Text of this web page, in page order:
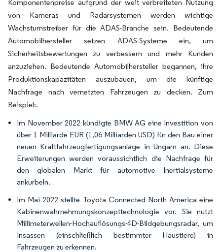
Komponentenpreise aufgrund der weit verbreiteten Nutzung
von Kameras und Radarsystemen werden wichtige
Wachstumstreiber für die ADAS-Branche sein. Bedeutende
Automobilhersteller setzen ADAS-Systeme ein, um
Sicherheitsbewertungen zu verbessern und mehr Kunden
anzuziehen. Bedeutende Automobilhersteller begannen, ihre
Produktionskapazitäten auszubauen, um die künftige
Nachfrage nach vernetzten Fahrzeugen zu decken. Zum
Beispiel:.
Im November 2022 kündigte BMW AG eine Investition von
über 1 Milliarde EUR (1,06 Milliarden USD) für den Bau einer
neuen Kraftfahrzeugfertigungsanlage in Ungarn an. Diese
Erweiterungen werden voraussichtlich die Nachfrage für
den globalen Markt für automotive Inertialsysteme
ankurbeln.
Im Mai 2022 stellte Toyota Connected North America eine
Kabinenwahrnehmungskonzepttechnologie vor. Sie nutzt
Millimeterwellen-Hochauflösungs-4D-Bildgebungsradar, um
Insassen (einschließlich bestimmter Haustiere) in
Fahrzeugen zu erkennen.